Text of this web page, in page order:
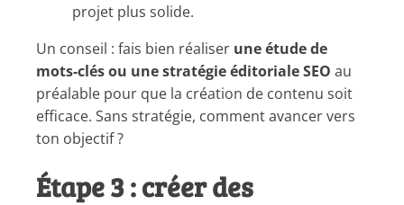
projet plus solide.
Un conseil : fais bien réaliser une étude de
mots-clés ou une stratégie éditoriale SEO au
préalable pour que la création de contenu soit
efficace. Sans stratégie, comment avancer vers
ton objectif ?
Étape 3 : créer des